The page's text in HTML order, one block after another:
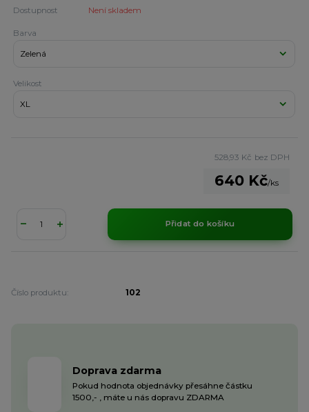
Dostupnost Není skladem
Barva
Velikost
640 Kč/ks
528,93 Kč bez DPH
Přidat do košíku
Číslo produktu: 102
Doprava zdarma
Pokud hodnota objednávky přesáhne částku
1500,- , máte u nás dopravu ZDARMA